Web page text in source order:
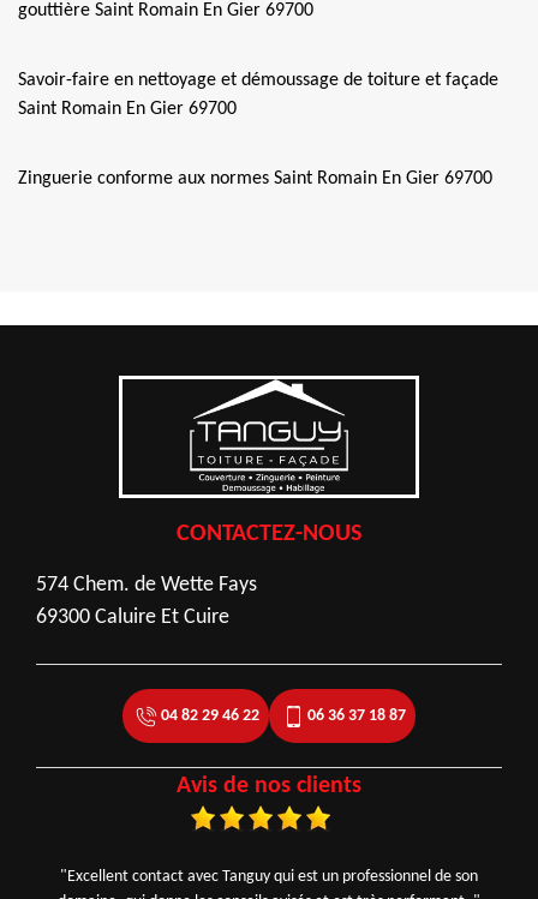
gouttière Saint Romain En Gier 69700
Savoir-faire en nettoyage et démoussage de toiture et façade
Saint Romain En Gier 69700
Zinguerie conforme aux normes Saint Romain En Gier 69700
CONTACTEZ-NOUS
574 Chem. de Wette Fays
69300 Caluire Et Cuire
04 82 29 46 22 06 36 37 18 87
Avis de nos clients
"Excellent contact avec Tanguy qui est un professionnel de son